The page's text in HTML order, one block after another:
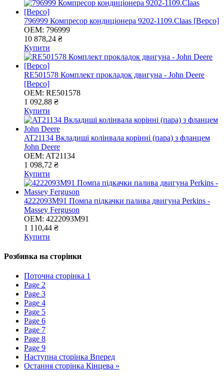
796999 Компресор кондиціонера 9202-1109.Claas [Bepco]
OEM: 796999
10 878,24 ₴
Купити
RE501578 Комплект прокладок двигуна - John Deere
[Bepco]
OEM: RE501578
1 092,88 ₴
Купити
AT21134 Вкладиші колінвала корінні (пара) з фланцем
John Deere
OEM: AT21134
1 098,72 ₴
Купити
4222093M91 Помпа підкачки палива двигуна Perkins -
Massey Ferguson
OEM: 4222093M91
1 110,44 ₴
Купити
Розбивка на сторінки
Поточна сторінка 1
Page 2
Page 3
Page 4
Page 5
Page 6
Page 7
Page 8
Page 9
Наступна сторінка Вперед
Остання сторінка Кінцева »